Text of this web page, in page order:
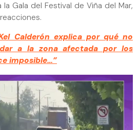
Gala del Festival de Viña del Mar,
Calderón explica por qué no
a la zona afectada por los
imposible…”